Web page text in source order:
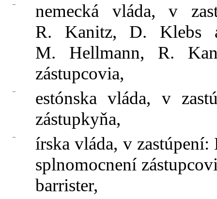
–
nemecká vláda, v
R. Kanitz, D. Klebs
M. Hellmann, R.
zástupcovia,
–
estónska vláda, v
zástupkyňa,
–
írska vláda, v
splnomocnení
barrister,